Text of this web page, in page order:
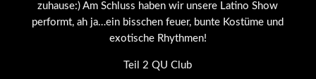
zuhause:) Am Schluss haben wir unsere Latino Show
performt, ah ja…ein bisschen feuer, bunte Kostüme und
exotische Rhythmen!
Teil 2 QU Club